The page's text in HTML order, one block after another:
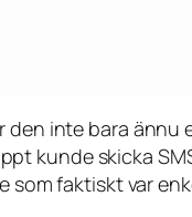
den inte bara
kunde skicka
faktiskt var